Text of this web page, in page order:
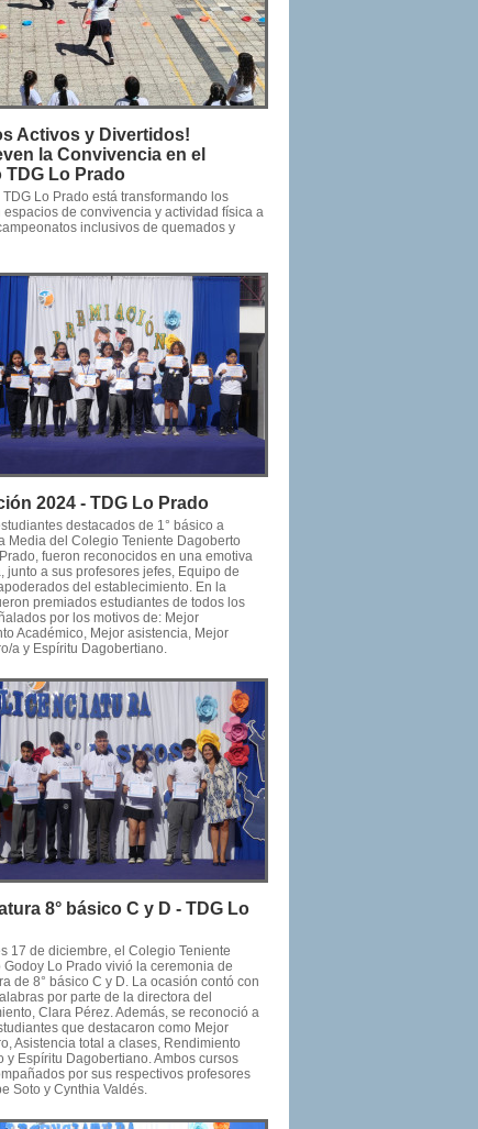
Activos y Divertidos!
la Convivencia en el
TDG Lo Prado
TDG Lo Prado está transformando los
espacios de convivencia y actividad física a
inclusivos de quemados y
2024 - TDG Lo Prado
destacados de 1° básico a
Media del Colegio Teniente Dagoberto
fueron reconocidos en una emotiva
junto a sus profesores jefes, Equipo de
del establecimiento. En la
premiados estudiantes de todos los
por los motivos de: Mejor
Académico, Mejor asistencia, Mejor
a y Espíritu Dagobertiano.
8° básico C y D - TDG Lo
17 de diciembre, el Colegio Teniente
Godoy Lo Prado vivió la ceremonia de
de 8° básico C y D. La ocasión contó con
por parte de la directora del
Clara Pérez. Además, se reconoció a
que destacaron como Mejor
Asistencia total a clases, Rendimiento
y Espíritu Dagobertiano. Ambos cursos
por sus respectivos profesores
Soto y Cynthia Valdés.